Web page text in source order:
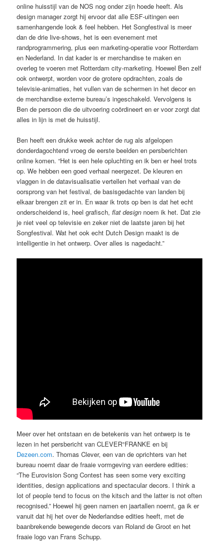
online huisstijl van de NOS nog onder zijn hoede heeft. Als
design manager zorgt hij ervoor dat alle ESF-uitingen een
samenhangende look & feel hebben. Het Songfestival is meer
dan de drie live-shows, het is een evenement met
randprogrammering, plus een marketing-operatie voor Rotterdam
en Nederland. In dat kader is er merchandise te maken en
overleg te voeren met Rotterdam city-marketing. Hoewel Ben zelf
ook ontwerpt, worden voor de grotere opdrachten, zoals de
televisie-animaties, het vullen van de schermen in het decor en
de merchandise externe bureau’s ingeschakeld. Vervolgens is
Ben de persoon die de uitvoering coördineert en er voor zorgt dat
alles in lijn is met de huisstijl.
Ben heeft een drukke week achter de rug als afgelopen
donderdagochtend vroeg de eerste beelden en persberichten
online komen. “Het is een hele opluchting en ik ben er heel trots
op. We hebben een goed verhaal neergezet. De kleuren en
vlaggen in de datavisualisatie vertellen het verhaal van de
oorsprong van het festival, de basisgedachte van landen bij
elkaar brengen zit er in. En waar ik trots op ben is dat het echt
onderscheidend is, heel grafisch,flat design noem ik het. Dat zie
je niet veel op televisie en zeker niet de laatste jaren bij het
Songfestival. Wat het ook echt Dutch Design maakt is de
intelligentie in het ontwerp. Over alles is nagedacht.”
Meer over het ontstaan en de betekenis van het ontwerp is te
lezen in het persbericht van CLEVER°FRANKE en bij
Dezeen.com. Thomas Clever, een van de oprichters van het
bureau noemt daar de fraaie vormgeving van eerdere edities:
“The Eurovision Song Contest has seen some very exciting
identities, design applications and spectacular decors. I think a
lot of people tend to focus on the kitsch and the latter is not often
recognised.” Hoewel hij geen namen en jaartallen noemt, ga ik er
vanuit dat hij het over de Nederlandse edities heeft, met de
baanbrekende bewegende decors van Roland de Groot en het
fraaie logo van Frans Schupp.